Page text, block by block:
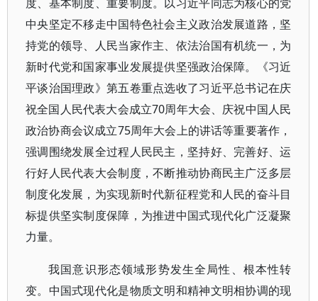
中央坚定不移走中国特色社会主义政治发展道路，坚
持党的领导、人民当家作主、依法治国有机统一，为
新时代党和国家事业发展提供坚强政治保障。《习近
平谈治国理政》第五卷重点选收了习近平总书记在庆
祝全国人民代表大会成立70周年大会、庆祝中国人民
政治协商会议成立75周年大会上的讲话等重要著作，
强调围绕发展全过程人民民主，坚持好、完善好、运
行好人民代表大会制度，不断推动协商民主广泛多层
制度化发展，为实现新时代新征程党和人民的奋斗目
标提供坚实制度保障，为推进中国式现代化广泛凝聚
力量。
我国意识形态领域形势发生全局性、根本性转
变。中国式现代化是物质文明和精神文明相协调的现